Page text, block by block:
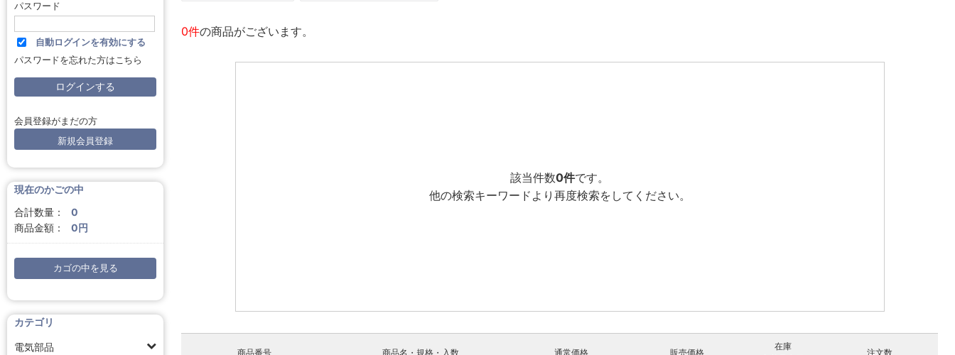
パスワード
自動ログインを有効にする
パスワードを忘れた方はこちら
会員登録がまだの方
新規会員登録
現在のかごの中
合計数量：
0
商品金額：
0円
カゴの中を見る
カテゴリ
電気部品
0件の商品がございます。
該当件数0件です。
他の検索キーワードより再度検索をしてください。
商品番号 商品名・規格・入数 通常価格 販売価格
在庫
注文数